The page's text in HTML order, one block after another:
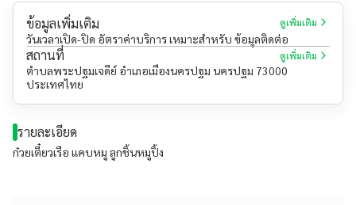
ข้อมูลเพิ่มเติม ดูเพิ่มเติม
วันเวลาเปิด-ปิด อัตราค่าบริการ เหมาะสำหรับ ข้อมูลติดต่อ
สถานที่ ดูเพิ่มเติม
ตำบลพระปฐมเจดีย์ อำเภอเมืองนครปฐม นครปฐม 73000
ประเทศไทย
รายละเอียด
ก๋วยเตี๋ยวเรือ แคบหมู ลูกชิ้นหมูปิ้ง